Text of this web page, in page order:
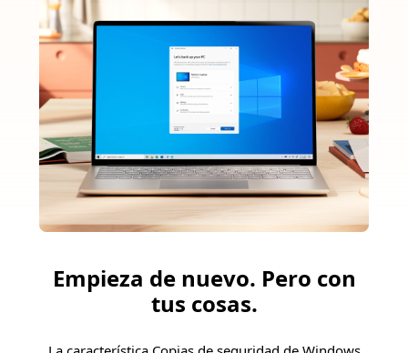
Empieza de nuevo. Pero con
tus cosas.